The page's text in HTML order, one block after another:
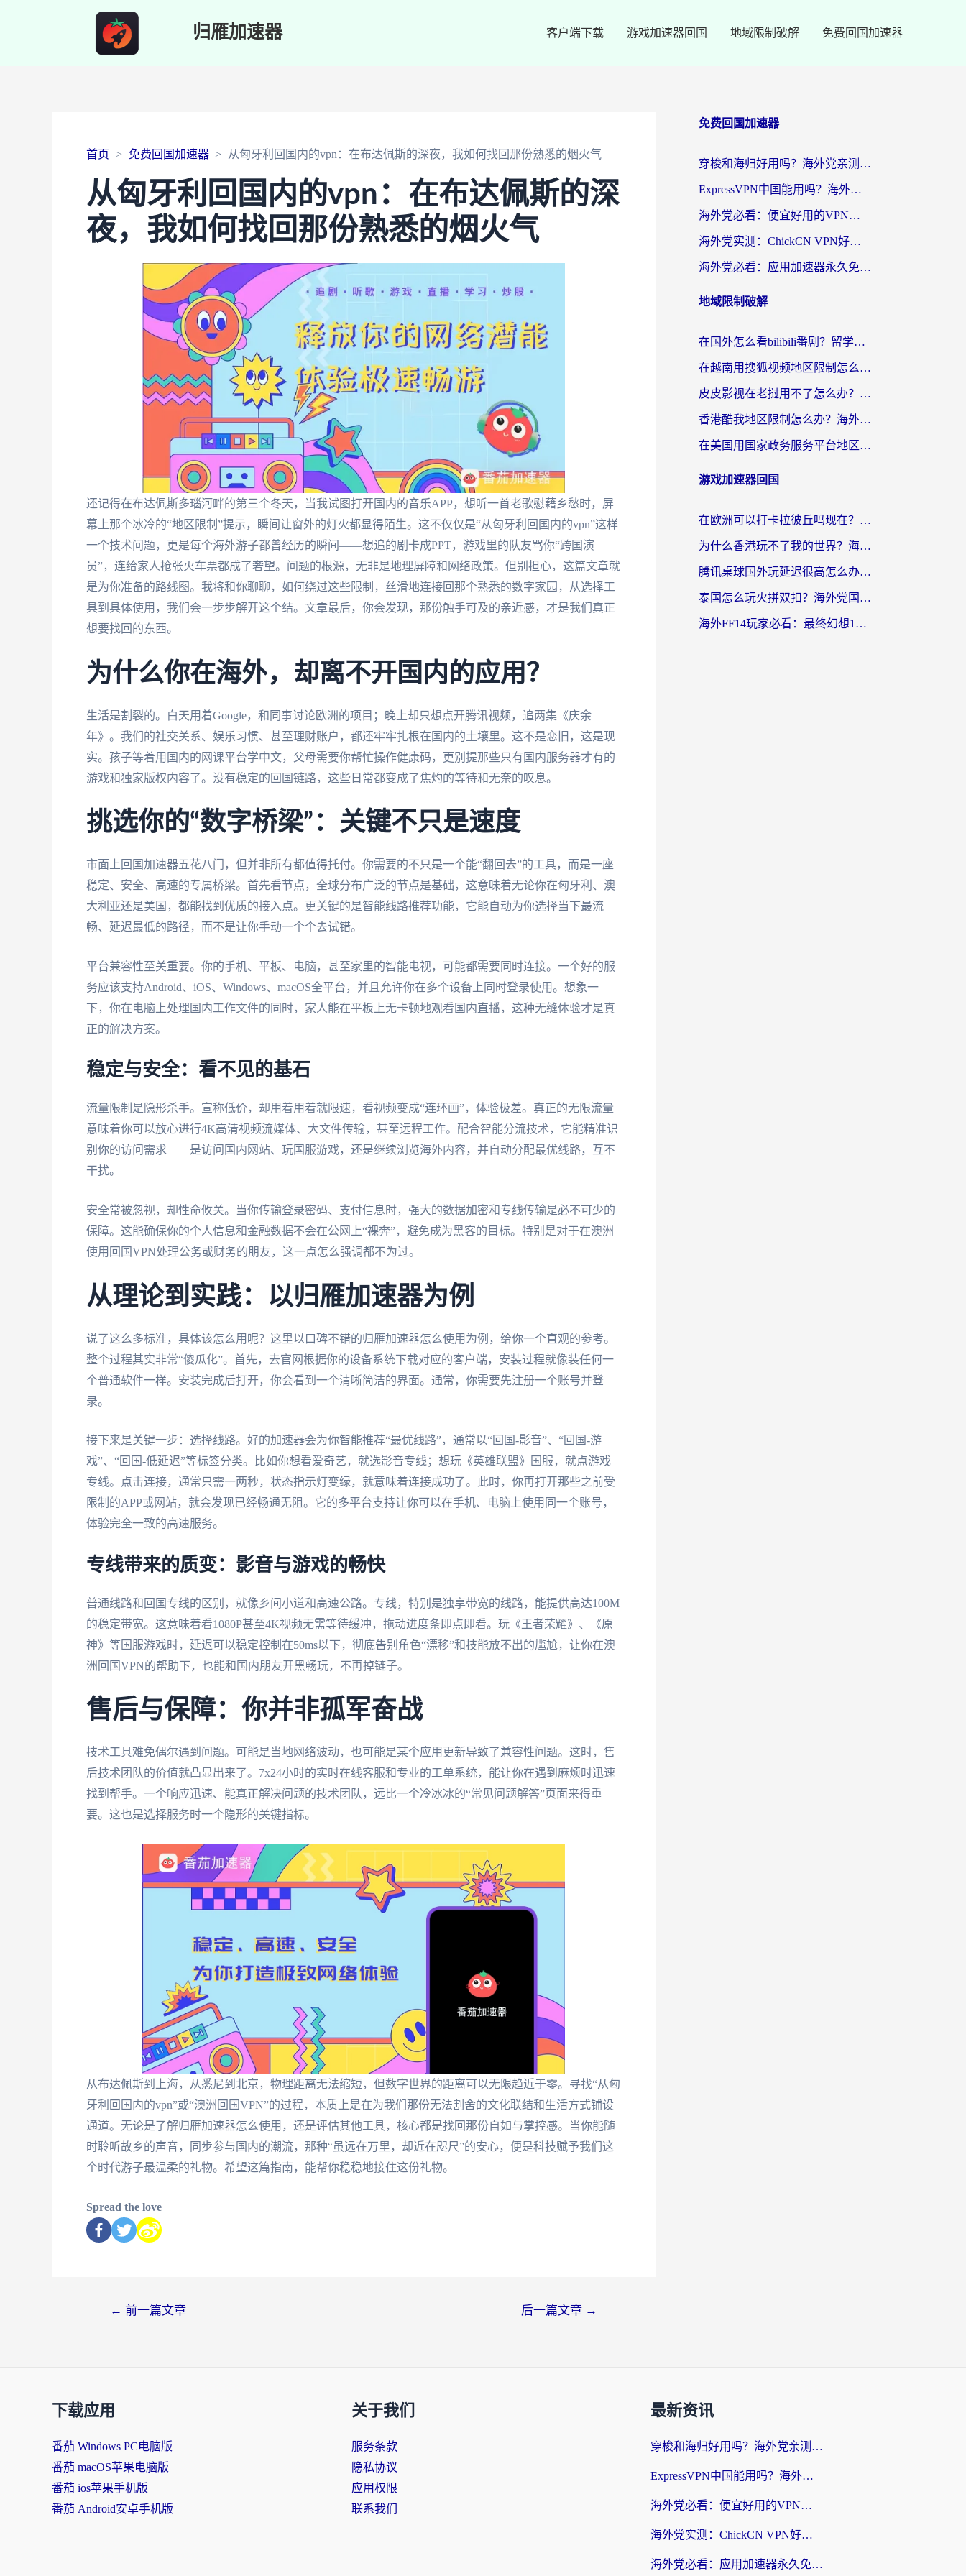
归雁加速器 客户端下载 游戏加速器回国 地域限制破解 免费回国加速器
首页 免费回国加速器 从匈牙利回国内的vpn：在布达佩斯的深夜，我如何找回那份熟悉的烟火气
从匈牙利回国内的vpn：在布达佩斯的深
夜，我如何找回那份熟悉的烟火气
还记得在布达佩斯多瑙河畔的第三个冬天，当我试图打开国内的音乐APP，想听一首老歌慰藉乡愁时，屏
幕上那个冰冷的“地区限制”提示，瞬间让窗外的灯火都显得陌生。这不仅仅是“从匈牙利回国内的vpn”这样
一个技术问题，更是每个海外游子都曾经历的瞬间——想追的剧卡成PPT，游戏里的队友骂你“跨国演
员”，连给家人抢张火车票都成了奢望。问题的根源，无非是地理屏障和网络政策。但别担心，这篇文章就
是为你准备的路线图。我将和你聊聊，如何绕过这些限制，丝滑地连接回那个熟悉的数字家园，从选择工
具到具体使用，我们会一步步解开这个结。文章最后，你会发现，那份触手可及的亲近感，才是我们真正
想要找回的东西。
为什么你在海外，却离不开国内的应用？
生活是割裂的。白天用着Google，和同事讨论欧洲的项目；晚上却只想点开腾讯视频，追两集《庆余
年》。我们的社交关系、娱乐习惯、甚至理财账户，都还牢牢扎根在国内的土壤里。这不是恋旧，这是现
实。孩子等着用国内的网课平台学中文，父母需要你帮忙操作健康码，更别提那些只有国内服务器才有的
游戏和独家版权内容了。没有稳定的回国链路，这些日常都变成了焦灼的等待和无奈的叹息。
挑选你的“数字桥梁”：关键不只是速度
市面上回国加速器五花八门，但并非所有都值得托付。你需要的不只是一个能“翻回去”的工具，而是一座
稳定、安全、高速的专属桥梁。首先看节点，全球分布广泛的节点是基础，这意味着无论你在匈牙利、澳
大利亚还是美国，都能找到优质的接入点。更关键的是智能线路推荐功能，它能自动为你选择当下最流
畅、延迟最低的路径，而不是让你手动一个个去试错。
平台兼容性至关重要。你的手机、平板、电脑，甚至家里的智能电视，可能都需要同时连接。一个好的服
务应该支持Android、iOS、Windows、macOS全平台，并且允许你在多个设备上同时登录使用。想象一
下，你在电脑上处理国内工作文件的同时，家人能在平板上无卡顿地观看国内直播，这种无缝体验才是真
正的解决方案。
稳定与安全：看不见的基石
流量限制是隐形杀手。宣称低价，却用着用着就限速，看视频变成“连环画”，体验极差。真正的无限流量
意味着你可以放心进行4K高清视频流媒体、大文件传输，甚至远程工作。配合智能分流技术，它能精准识
别你的访问需求——是访问国内网站、玩国服游戏，还是继续浏览海外内容，并自动分配最优线路，互不
干扰。
安全常被忽视，却性命攸关。当你传输登录密码、支付信息时，强大的数据加密和专线传输是必不可少的
保障。这能确保你的个人信息和金融数据不会在公网上“裸奔”，避免成为黑客的目标。特别是对于在澳洲
使用回国VPN处理公务或财务的朋友，这一点怎么强调都不为过。
从理论到实践：以归雁加速器为例
说了这么多标准，具体该怎么用呢？这里以口碑不错的归雁加速器怎么使用为例，给你一个直观的参考。
整个过程其实非常“傻瓜化”。首先，去官网根据你的设备系统下载对应的客户端，安装过程就像装任何一
个普通软件一样。安装完成后打开，你会看到一个清晰简洁的界面。通常，你需要先注册一个账号并登
录。
接下来是关键一步：选择线路。好的加速器会为你智能推荐“最优线路”，通常以“回国-影音”、“回国-游
戏”、“回国-低延迟”等标签分类。比如你想看爱奇艺，就选影音专线；想玩《英雄联盟》国服，就点游戏
专线。点击连接，通常只需一两秒，状态指示灯变绿，就意味着连接成功了。此时，你再打开那些之前受
限制的APP或网站，就会发现已经畅通无阻。它的多平台支持让你可以在手机、电脑上使用同一个账号，
体验完全一致的高速服务。
专线带来的质变：影音与游戏的畅快
普通线路和回国专线的区别，就像乡间小道和高速公路。专线，特别是独享带宽的线路，能提供高达100M
的稳定带宽。这意味着看1080P甚至4K视频无需等待缓冲，拖动进度条即点即看。玩《王者荣耀》、《原
神》等国服游戏时，延迟可以稳定控制在50ms以下，彻底告别角色“漂移”和技能放不出的尴尬，让你在澳
洲回国VPN的帮助下，也能和国内朋友开黑畅玩，不再掉链子。
售后与保障：你并非孤军奋战
技术工具难免偶尔遇到问题。可能是当地网络波动，也可能是某个应用更新导致了兼容性问题。这时，售
后技术团队的价值就凸显出来了。7x24小时的实时在线客服和专业的工单系统，能让你在遇到麻烦时迅速
找到帮手。一个响应迅速、能真正解决问题的技术团队，远比一个冷冰冰的“常见问题解答”页面来得重
要。这也是选择服务时一个隐形的关键指标。
从布达佩斯到上海，从悉尼到北京，物理距离无法缩短，但数字世界的距离可以无限趋近于零。寻找“从匈
牙利回国内的vpn”或“澳洲回国VPN”的过程，本质上是在为我们那份无法割舍的文化联结和生活方式铺设
通道。无论是了解归雁加速器怎么使用，还是评估其他工具，核心都是找回那份自如与掌控感。当你能随
时聆听故乡的声音，同步参与国内的潮流，那种“虽远在万里，却近在咫尺”的安心，便是科技赋予我们这
个时代游子最温柔的礼物。希望这篇指南，能帮你稳稳地接住这份礼物。
Spread the love
← 前一篇文章 后一篇文章 →
免费回国加速器
穿梭和海归好用吗？海外党亲测：3步选对回国加速器，无缝刷国内剧玩手游
ExpressVPN中国能用吗？海外党翻回国内的加速器选择指南（附番茄加速器实测）
海外党必看：便宜好用的VPN怎么选？3步解决回国访问难题+Steam改区技巧
海外党实测：ChickCN VPN好用吗？和OurPlay VPN对比哪个回国效果更好？附避坑指南
海外党必看：应用加速器永久免费版真的靠谱吗？教你选对回国加速器无缝刷国内资源
地域限制破解
在国外怎么看bilibili番剧？留学生亲测有效的地域限制突破指南（附酷我酷狗音乐解决方法）
在越南用搜狐视频地区限制怎么办？3招解决海外看国内剧难题（附西瓜视频CCTV观看技巧）
皮皮影视在老挝用不了怎么办？3步解决海外看国内影视&财经的痛点
香港酷我地区限制怎么办？海外党亲测有效的回国加速方案来了
在美国用国家政务服务平台地区限制怎么办？海外华人必备的突破攻略（附追剧看片技巧）
游戏加速器回国
在欧洲可以打卡拉彼丘吗现在？海外党国服游戏加速器终极避坑指南
为什么香港玩不了我的世界？海外党国服游戏加速终极解决方案
腾讯桌球国外玩延迟很高怎么办？海外党亲测有效的国服游戏加速指南
泰国怎么玩火拼双扣？海外党国服游戏加速终极指南（附暗区突围植物大战僵尸实测）
海外FF14玩家必看：最终幻想14国外加速器下载安装全攻略+卡顿解决秘籍
下载应用
番茄 Windows PC电脑版
番茄 macOS苹果电脑版
番茄 ios苹果手机版
番茄 Android安卓手机版
关于我们
服务条款
隐私协议
应用权限
联系我们
最新资讯
穿梭和海归好用吗？海外党亲测：3步选对回国加速器，无缝刷国内剧玩手游
ExpressVPN中国能用吗？海外党翻回国内的加速器选择指南（附番茄加速器实测）
海外党必看：便宜好用的VPN怎么选？3步解决回国访问难题+Steam改区技巧
海外党实测：ChickCN VPN好用吗？和OurPlay VPN对比哪个回国效果更好？附避坑指南
海外党必看：应用加速器永久免费版真的靠谱吗？教你选对回国加速器无缝刷国内资源